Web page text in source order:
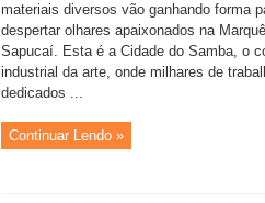
materiais diversos vão ganhando forma
despertar olhares apaixonados na
Sapucaí. Esta é a Cidade do Samba, o
industrial da arte, onde milhares de
dedicados ...
Continuar Lendo »